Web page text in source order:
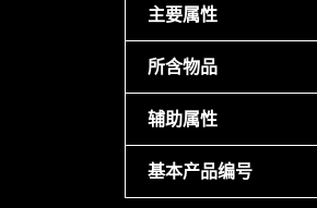
主要属性
所含物品
辅助属性
基本产品编号